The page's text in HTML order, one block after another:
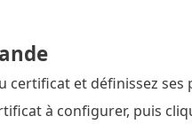
certificat et définissez
à configurer, puis